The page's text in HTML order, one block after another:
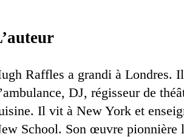
Raffles a grandi à Londres.
DJ, régisseur de
Il vit à New York et
School. Son œuvre pionnière